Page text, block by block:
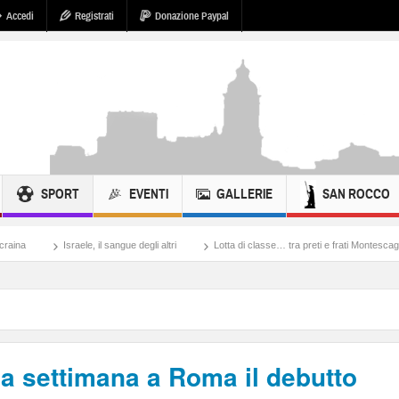
Accedi Registrati Donazione Paypal
SPORT EVENTI GALLERIE SAN ROCCO
il sangue degli altri Lotta di classe… tra preti e frati Montescaglioso
settimana a Roma il debutto